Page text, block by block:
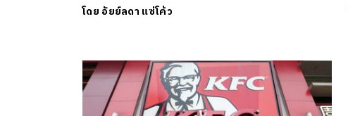
โดย อัยย์ลดา แซ่โค้ว
ค้นหา